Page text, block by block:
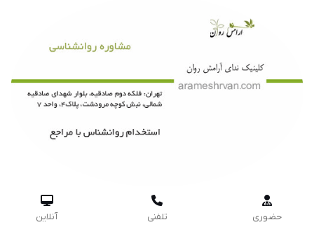

حضوری

تلفنی

آنلاین